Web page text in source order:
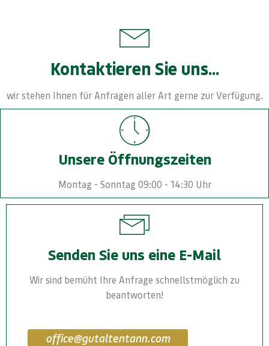
Kontaktieren Sie uns...
wir stehen Ihnen für Anfragen aller Art gerne zur Verfügung.
Unsere Öffnungszeiten
Montag - Sonntag 09:00 - 14:30 Uhr
Senden Sie uns eine E-Mail
Wir sind bemüht Ihre Anfrage schnellstmöglich zu
beantworten!
office@gutaltentann.com